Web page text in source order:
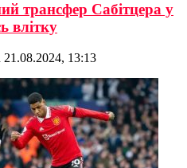
трансфер Сабітцера у
влітку
21.08.2024, 13:13